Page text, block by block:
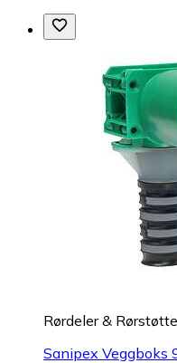
Rørdeler &
Sanipex Veggboks